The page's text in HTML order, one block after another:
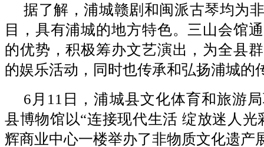
据了解，浦城赣剧和闽派古琴均为
目，具有浦城的地方特色。三山会馆
的优势，积极筹办文艺演出，为全县
的娱乐活动，同时也传承和弘扬浦城的
6月11日，浦城县文化体育和旅游
县博物馆以“连接现代生活 绽放迷人光
辉商业中心一楼举办了非物质文化遗产